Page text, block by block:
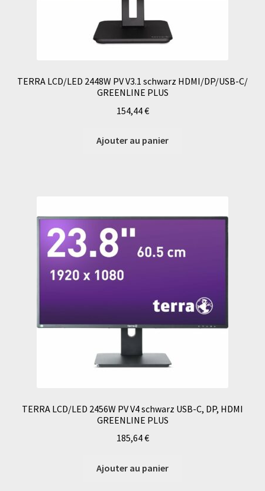
TERRA LCD/LED 2448W PV V3.1 schwarz HDMI/DP/USB-C/
GREENLINE PLUS
154,44€
Ajouter au panier
TERRA LCD/LED 2456W PV V4 schwarz USB-C, DP, HDMI
GREENLINE PLUS
185,64€
Ajouter au panier